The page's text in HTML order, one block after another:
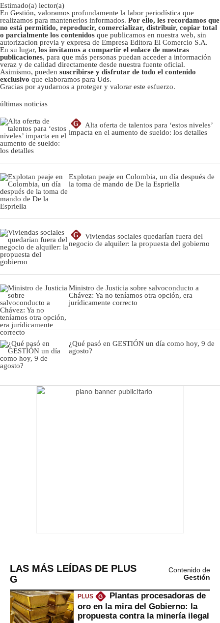
Estimado(a) lector(a)
En Gestión, valoramos profundamente la labor periodística que
realizamos para mantenerlos informados. Por ello, les recordamos que
no está permitido, reproducir, comercializar, distribuir, copiar total
o parcialmente los contenidos que publicamos en nuestra web, sin
autorizacion previa y expresa de Empresa Editora El Comercio S.A.
En su lugar, los invitamos a compartir el enlace de nuestras
publicaciones, para que más personas puedan acceder a información
veraz y de calidad directamente desde nuestra fuente oficial.
Asimismo, pueden suscribirse y disfrutar de todo el contenido
exclusivo que elaboramos para Uds.
Gracias por ayudarnos a proteger y valorar este esfuerzo.
últimas noticias
G
Alta oferta de talentos para ‘estos niveles’
impacta en el aumento de sueldo: los detalles
Explotan peaje en Colombia, un día después de
la toma de mando de De la Espriella
G
Viviendas sociales quedarían fuera del
negocio de alquiler: la propuesta del gobierno
Ministro de Justicia sobre salvoconducto a
Chávez: Ya no teníamos otra opción, era
jurídicamente correcto
¿Qué pasó en GESTIÓN un día como hoy, 9 de
agosto?
LAS MÁS LEÍDAS DE PLUS
G
Contenido de
Gestión
PLUS G
Plantas procesadoras de
oro en la mira del Gobierno: la
propuesta contra la minería ilegal